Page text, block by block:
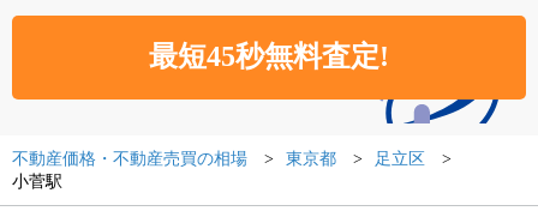
不動産価格・不動産売買の相場 東京都
足立区
小菅駅